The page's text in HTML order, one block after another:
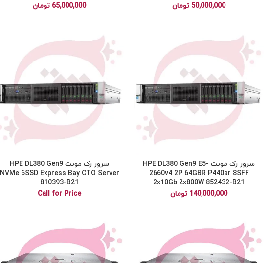
50,000,000 تومان
65,000,000 تومان
سرور رک مونت HPE DL380 Gen9 E5-
2660v4 2P 64GBR P440ar 8SFF
2x10Gb 2x800W 852432-B21
140,000,000 تومان
سرور رک مونت HPE DL380 Gen9
NVMe 6SSD Express Bay CTO Server
810393-B21
Call for Price